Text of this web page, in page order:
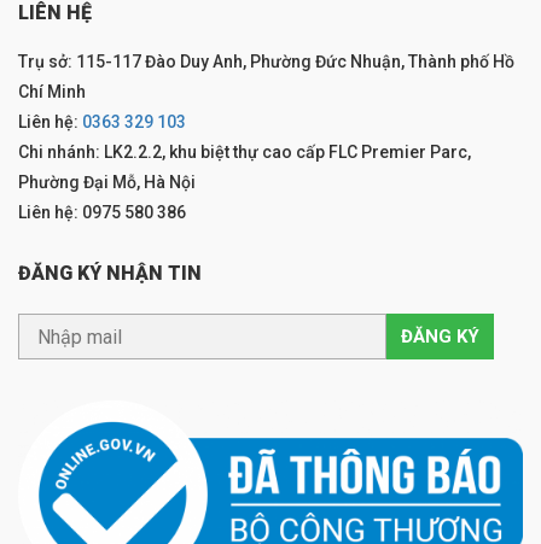
LIÊN HỆ
Trụ sở: 115-117 Đào Duy Anh, Phường Đức Nhuận, Thành phố Hồ
Chí Minh
Liên hệ: 0363 329 103
Chi nhánh: LK2.2.2, khu biệt thự cao cấp FLC Premier Parc,
Phường Đại Mỗ, Hà Nội
Liên hệ: 0975 580 386
ĐĂNG KÝ NHẬN TIN